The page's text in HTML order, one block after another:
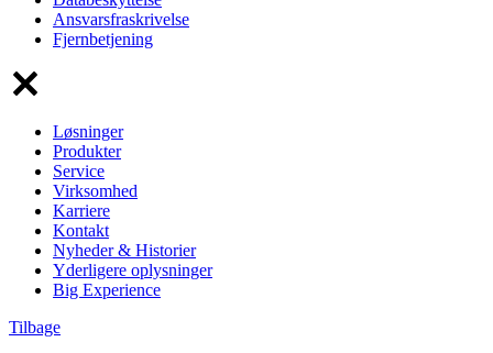
Ansvarsfraskrivelse
Fjernbetjening
Løsninger
Produkter
Service
Virksomhed
Karriere
Kontakt
Nyheder & Historier
Yderligere oplysninger
Big Experience
Tilbage